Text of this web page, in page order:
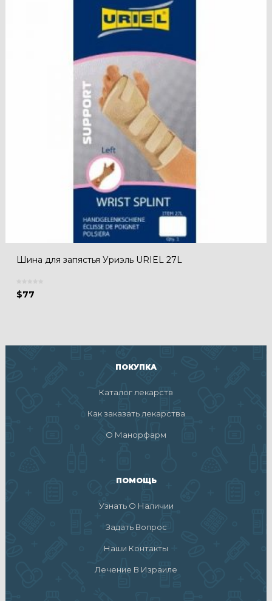
Шина для запястья Уриэль URIEL 27L
$77
ПОКУПКА
Каталог лекарств
Как заказать лекарства
О Манорфарм
ПОМОЩЬ
Узнать О Наличии
Задать Вопрос
Наши Контакты
Лечение В Израиле